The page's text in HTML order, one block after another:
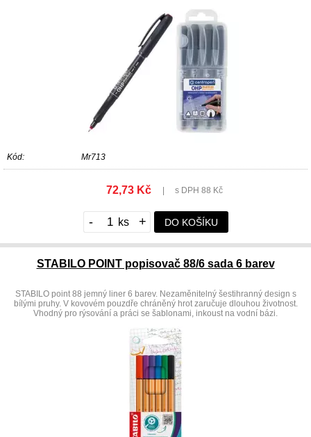
Kód: Mr713
72,73 Kč s DPH 88 Kč
- + DO KOŠÍKU
STABILO POINT popisovač 88/6 sada 6 barev
STABILO point 88 jemný liner 6 barev. Nezaměnitelný šestihranný design s
bílými pruhy. V kovovém pouzdře chráněný hrot zaručuje dlouhou životnost.
Vhodný pro rýsování a práci se šablonami, inkoust na vodní bázi.